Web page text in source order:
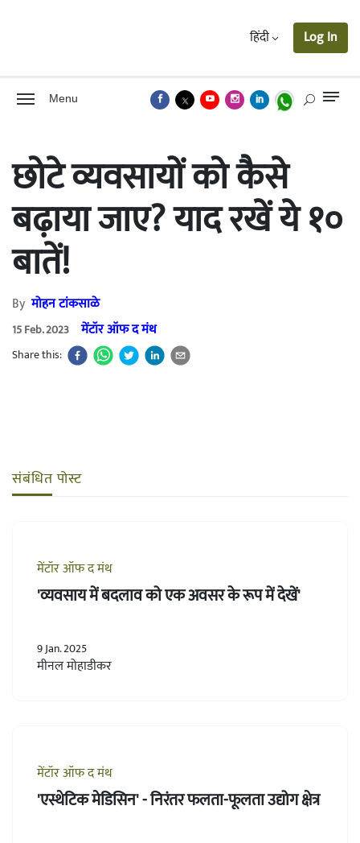
हिंदी Log In
Menu
छोटे व्यवसायों को कैसे
बढ़ाया जाए? याद रखें ये १०
बातें!
Byमोहन टांकसाळे
15 Feb. 2023 मेंटॉर ऑफ द मंथ
Share this:
संबंधित पोस्ट
मेंटॉर ऑफ द मंथ
'व्यवसाय में बदलाव को एक अवसर के रूप में देखें'
9 Jan. 2025
मीनल मोहाडीकर
मेंटॉर ऑफ द मंथ
'एस्थेटिक मेडिसिन' - निरंतर फलता-फूलता उद्योग क्षेत्र